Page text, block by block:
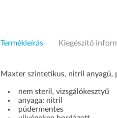
Termékleírás Kiegészítő
Maxter szintetikus, nitril anyagú,
nem steril, vizsgálókesztyű
anyaga: nitril
púdermentes